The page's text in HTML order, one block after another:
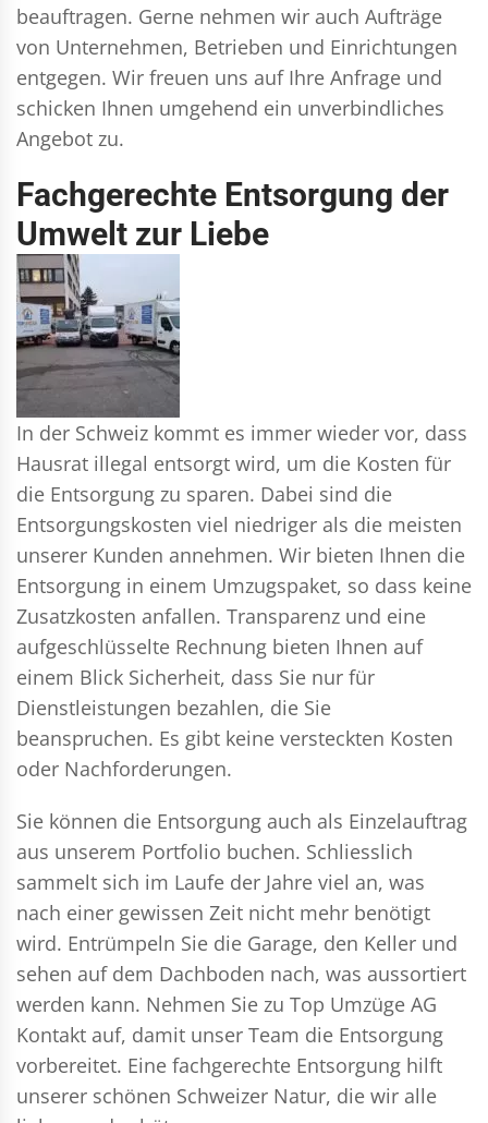
beauftragen. Gerne nehmen wir auch Aufträge
von Unternehmen, Betrieben und Einrichtungen
entgegen. Wir freuen uns auf Ihre Anfrage und
schicken Ihnen umgehend ein unverbindliches
Angebot zu.
Fachgerechte Entsorgung der
Umwelt zur Liebe
In der Schweiz kommt es immer wieder vor, dass
Hausrat illegal entsorgt wird, um die Kosten für
die Entsorgung zu sparen. Dabei sind die
Entsorgungskosten viel niedriger als die meisten
unserer Kunden annehmen. Wir bieten Ihnen die
Entsorgung in einem Umzugspaket, so dass keine
Zusatzkosten anfallen. Transparenz und eine
aufgeschlüsselte Rechnung bieten Ihnen auf
einem Blick Sicherheit, dass Sie nur für
Dienstleistungen bezahlen, die Sie
beanspruchen. Es gibt keine versteckten Kosten
oder Nachforderungen.
Sie können die Entsorgung auch als Einzelauftrag
aus unserem Portfolio buchen. Schliesslich
sammelt sich im Laufe der Jahre viel an, was
nach einer gewissen Zeit nicht mehr benötigt
wird. Entrümpeln Sie die Garage, den Keller und
sehen auf dem Dachboden nach, was aussortiert
werden kann. Nehmen Sie zu Top Umzüge AG
Kontakt auf, damit unser Team die Entsorgung
vorbereitet. Eine fachgerechte Entsorgung hilft
unserer schönen Schweizer Natur, die wir alle